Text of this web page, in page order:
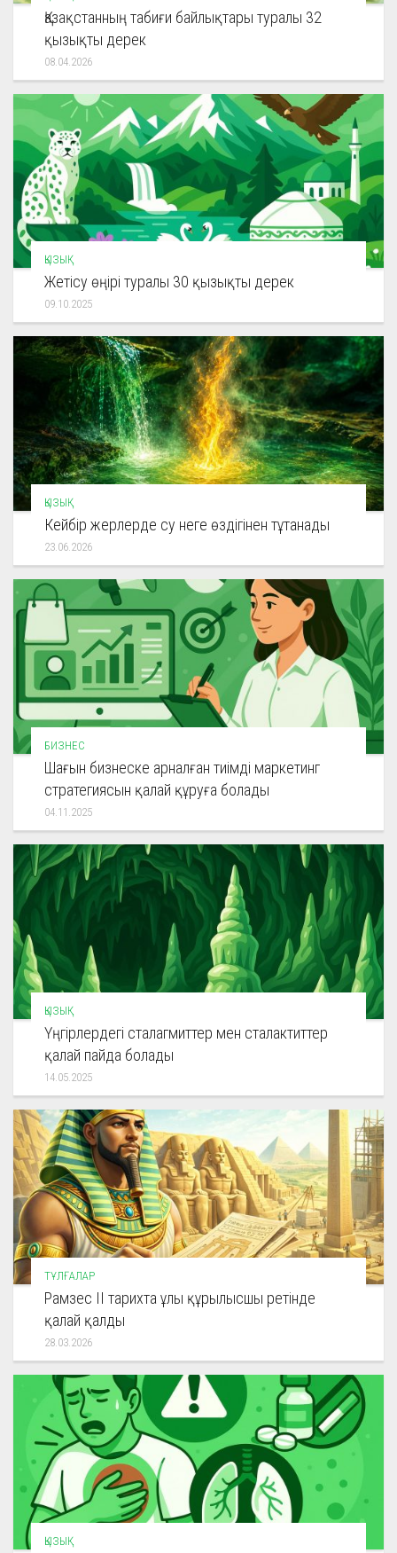
Қазақстанның табиғи байлықтары туралы 32
қызықты дерек
08.04.2026
ҚЫЗЫҚ
Жетісу өңірі туралы 30 қызықты дерек
09.10.2025
ҚЫЗЫҚ
Кейбір жерлерде су неге өздігінен тұтанады
23.06.2026
БИЗНЕС
Шағын бизнеске арналған тиімді маркетинг
стратегиясын қалай құруға болады
04.11.2025
ҚЫЗЫҚ
Үңгірлердегі сталагмиттер мен сталактиттер
қалай пайда болады
14.05.2025
ТҰЛҒАЛАР
Рамзес ІІ тарихта ұлы құрылысшы ретінде
қалай қалды
28.03.2026
ҚЫЗЫҚ